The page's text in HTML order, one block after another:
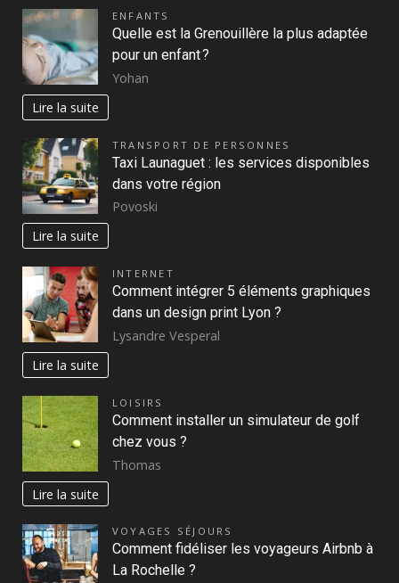
ENFANTS
Quelle est la Grenouillère la plus adaptée
pour un enfant ?
Yohan
Lire la suite
TRANSPORT DE PERSONNES
Taxi Launaguet : les services disponibles
dans votre région
Povoski
Lire la suite
INTERNET
Comment intégrer 5 éléments graphiques
dans un design print Lyon ?
Lysandre Vesperal
Lire la suite
LOISIRS
Comment installer un simulateur de golf
chez vous ?
Thomas
Lire la suite
VOYAGES SÉJOURS
Comment fidéliser les voyageurs Airbnb à
La Rochelle ?